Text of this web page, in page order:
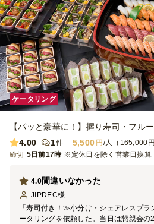
ケータリング
【パッと豪華に！】握り寿司・フル
4.00
1件 5,500 円 /人（165,000円
締切 5日前17時 ※定休日を除く営業日換算
間違いなかった
4.0
JIPDEC様
「寿司付き！≫小分け・シェアレスプラ
ータリングを依頼した。当日は懇親会